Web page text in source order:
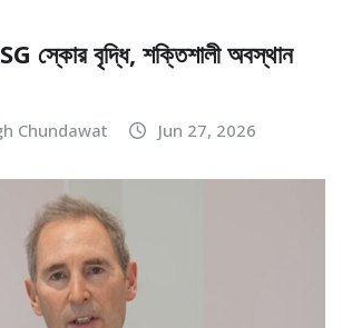
স্কোর বৃদ্ধি, শক্তিশালী অবস্থান
Chundawat Jun 27, 2026